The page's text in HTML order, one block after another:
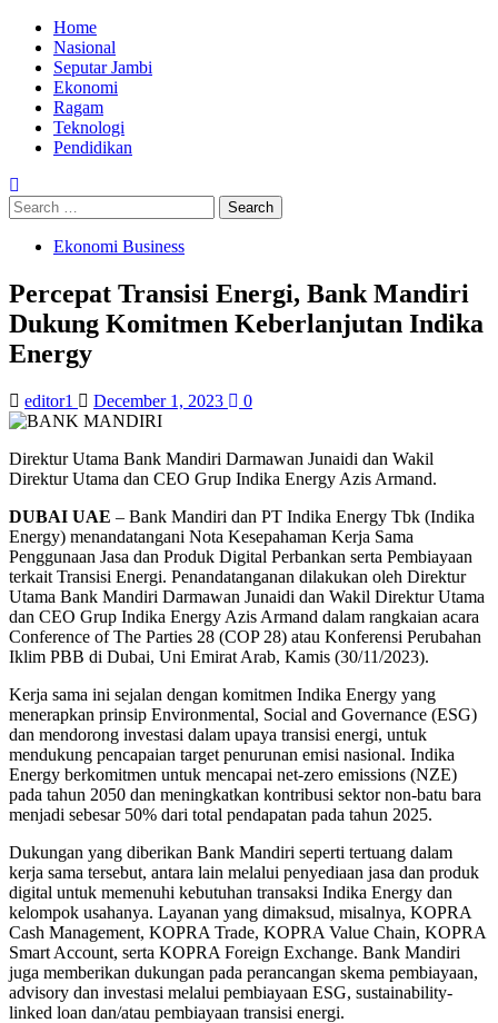
Skip
content
Primary
Menu
Home
Nasional
Seputar Jambi
Ekonomi
Ragam
Teknologi
Pendidikan
Search
for:
Ekonomi Business
Percepat Transisi Energi, Bank Mandiri
Dukung Komitmen Keberlanjutan Indika
Energy
editor1 December 1, 2023 0
Direktur Utama Bank Mandiri Darmawan Junaidi dan Wakil
Direktur Utama dan CEO Grup Indika Energy Azis Armand.
DUBAI UAE – Bank Mandiri dan PT Indika Energy Tbk (Indika
Energy) menandatangani Nota Kesepahaman Kerja Sama
Penggunaan Jasa dan Produk Digital Perbankan serta Pembiayaan
terkait Transisi Energi. Penandatanganan dilakukan oleh Direktur
Utama Bank Mandiri Darmawan Junaidi dan Wakil Direktur Utama
dan CEO Grup Indika Energy Azis Armand dalam rangkaian acara
Conference of The Parties 28 (COP 28) atau Konferensi Perubahan
Iklim PBB di Dubai, Uni Emirat Arab, Kamis (30/11/2023).
Kerja sama ini sejalan dengan komitmen Indika Energy yang
menerapkan prinsip Environmental, Social and Governance (ESG)
dan mendorong investasi dalam upaya transisi energi, untuk
mendukung pencapaian target penurunan emisi nasional. Indika
Energy berkomitmen untuk mencapai net-zero emissions (NZE)
pada tahun 2050 dan meningkatkan kontribusi sektor non-batu bara
menjadi sebesar 50% dari total pendapatan pada tahun 2025.
Dukungan yang diberikan Bank Mandiri seperti tertuang dalam
kerja sama tersebut, antara lain melalui penyediaan jasa dan produk
digital untuk memenuhi kebutuhan transaksi Indika Energy dan
kelompok usahanya. Layanan yang dimaksud, misalnya, KOPRA
Cash Management, KOPRA Trade, KOPRA Value Chain, KOPRA
Smart Account, serta KOPRA Foreign Exchange. Bank Mandiri
juga memberikan dukungan pada perancangan skema pembiayaan,
advisory dan investasi melalui pembiayaan ESG, sustainability-
linked loan dan/atau pembiayaan transisi energi.